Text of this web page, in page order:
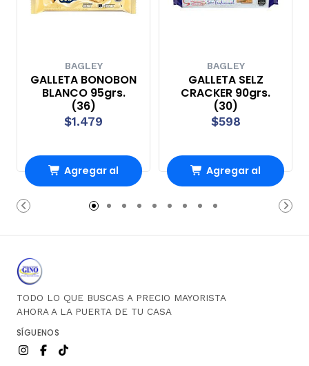
BAGLEY
GALLETA BONOBON
BLANCO 95grs.
(36)
$1.479
Agregar al
Carro
BAGLEY
GALLETA SELZ
CRACKER 90grs.
(30)
$598
Agregar al
Carro
TODO LO QUE BUSCAS A PRECIO MAYORISTA
AHORA A LA PUERTA DE TU CASA
SÍGUENOS